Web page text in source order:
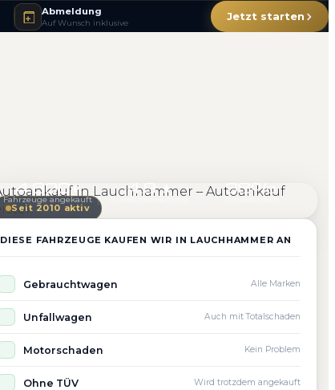
Abmeldung
Auf Wunsch inklusive Jetzt starten
Seit 2010 aktiv
4.800+
Fahrzeuge angekauft
4.9 ★ 98%
DIESE FAHRZEUGE KAUFEN WIR IN LAUCHHAMMER AN
Gebrauchtwagen Alle Marken
Unfallwagen Auch mit Totalschaden
Motorschaden Kein Problem
Ohne TÜV Wird trotzdem angekauft